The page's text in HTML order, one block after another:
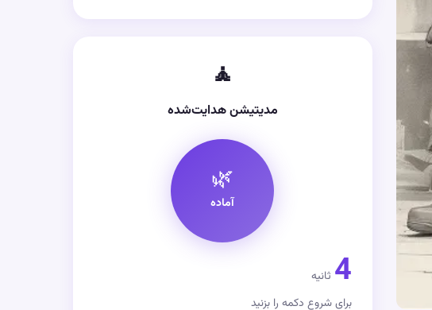
🧘
مدیتیشن هدایت‌شده
🌿
آماده
4 ثانیه
برای شروع دکمه را بزنید